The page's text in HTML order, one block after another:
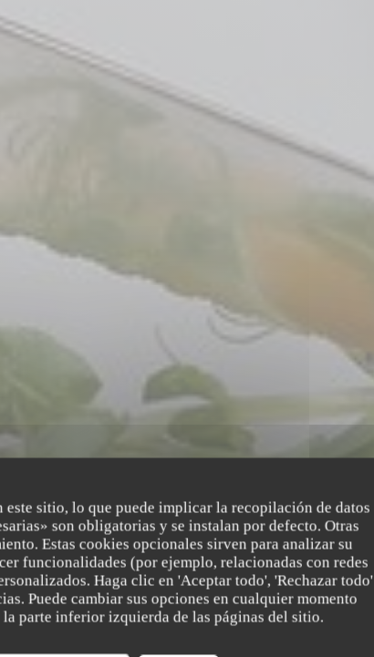
sitio, lo que puede implicar la recopilación de datos
son obligatorias y se instalan por defecto. Otras
Estas cookies opcionales sirven para analizar su
funcionalidades (por ejemplo, relacionadas con redes
Haga clic en 'Aceptar todo', 'Rechazar todo'
Puede cambiar sus opciones en cualquier momento
parte inferior izquierda de las páginas del sitio.
• REIMS